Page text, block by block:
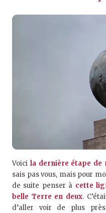
Voici la dernière étape de
sais pas vous, mais pour
de suite penser à cette
belle Terre en deux.
d’aller voir de plus